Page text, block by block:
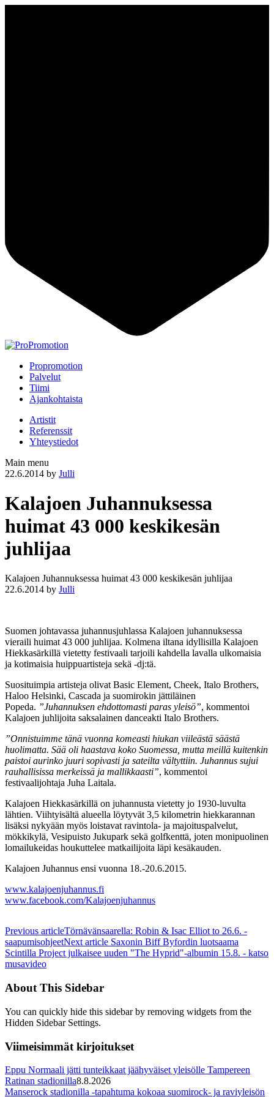
Propromotion
Palvelut
Tiimi
Ajankohtaista
Artistit
Referenssit
Yhteystiedot
Main menu
22.6.2014 by Julli
Kalajoen Juhannuksessa
huimat 43 000 keskikesän
juhlijaa
Kalajoen Juhannuksessa huimat 43 000 keskikesän juhlijaa
22.6.2014 by Julli
Suomen johtavassa juhannusjuhlassa Kalajoen juhannuksessa
vieraili huimat 43 000 juhlijaa. Kolmena iltana idyllisilla Kalajoen
Hiekkasärkillä vietetty festivaali tarjoili kahdella lavalla ulkomaisia
ja kotimaisia huippuartisteja sekä -dj:tä.
Suosituimpia artisteja olivat Basic Element, Cheek, Italo Brothers,
Haloo Helsinki, Cascada ja suomirokin jättiläinen
Popeda. ”Juhannuksen ehdottomasti paras yleisö”, kommentoi
Kalajoen juhlijoita saksalainen danceakti Italo Brothers.
”Onnistuimme tänä vuonna komeasti hiukan viileästä säästä
huolimatta. Sää oli haastava koko Suomessa, mutta meillä kuitenkin
paistoi aurinko juuri sopivasti ja sateilta vältyttiin. Juhannus sujui
rauhallisissa merkeissä ja mallikkaasti”, kommentoi
festivaalijohtaja Juha Laitala.
Kalajoen Hiekkasärkillä on juhannusta vietetty jo 1930-luvulta
lähtien. Viihtyisältä alueella löytyvät 3,5 kilometrin hiekkarannan
lisäksi nykyään myös loistavat ravintola- ja majoituspalvelut,
mökkikylä, Vesipuisto Jukupark sekä golfkenttä, joten monipuolinen
lomailukeidas houkuttelee matkailijoita läpi kesäkauden.
Kalajoen Juhannus ensi vuonna 18.-20.6.2015.
www.kalajoenjuhannus.fi
www.facebook.com/Kalajoenjuhannus
Previous articleTörnävänsaarella: Robin & Isac Elliot to 26.6. -
saapumisohjeetNext article Saxonin Biff Byfordin luotsaama
Scintilla Project julkaisee uuden "The Hyprid"-albumin 15.8. - katso
musavideo
About This Sidebar
You can quickly hide this sidebar by removing widgets from the
Hidden Sidebar Settings.
Viimeisimmät kirjoitukset
Eppu Normaali jätti tunteikkaat jäähyväiset yleisölle Tampereen
Ratinan stadionilla8.8.2026
Manserock stadionilla -tapahtuma kokoaa suomirock- ja raviyleisön